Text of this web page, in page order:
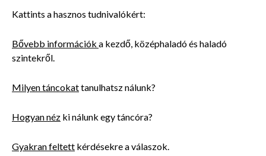
Kattints a hasznos tudnivalókért:
Bővebb információk a kezdő, középhaladó és haladó
szintekről.
Milyen táncokattanulhatsz nálunk?
Hogyan néz ki nálunk egy táncóra?
Gyakran feltett kérdésekre a válaszok.